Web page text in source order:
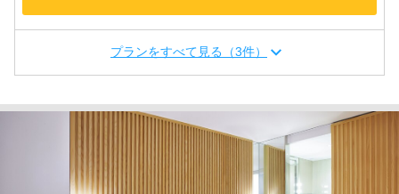
プランをすべて見る（3件）